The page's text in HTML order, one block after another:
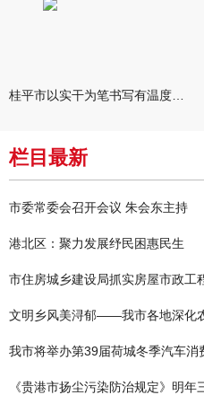
栏目最新
市委常委会召开会议 朱会东主持
港北区：聚力发展纾民困惠民生
市住房城乡建设局抓实房屋市政工
文明乡风美浔郁——我市各地深化
我市将举办第39届荷城冬季汽车消
《贵港市扬尘污染防治规定》明年